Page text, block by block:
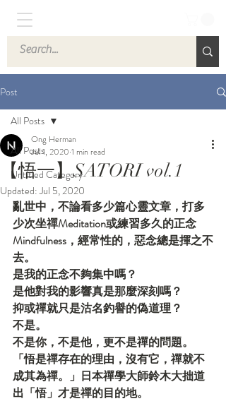
Post
All Posts
Untitled Category
All Posts
【悟一】SATORI vol.1
Ong Herman
Jul 1, 2020 1 min read
Updated:Jul 5, 2020
亂世中，不論看多少篇心靈文章，打多
少次坐禪Meditation或練習多久的正念
Mindfulness，經常性的，惡念總是揮之不
去。
是我的正念不夠集中嗎？
是他對我的影響真是那麼深刻嗎？
抑或禪就只是沽名釣譽的偽道理？
不是。
不是你，不是他，更不是禪的問題。
「悟是禪存在的理由，沒有它，禪就不
成其為禪。」日本禪學大師鈴木大拙道
出「悟」才是禪的目的地。